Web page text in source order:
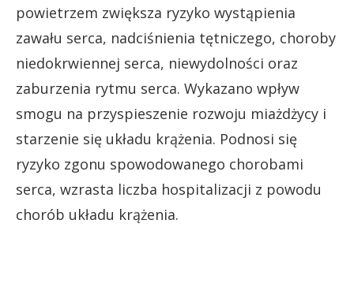
powietrzem zwiększa ryzyko wystąpienia
zawału serca, nadciśnienia tętniczego, choroby
niedokrwiennej serca, niewydolności oraz
zaburzenia rytmu serca. Wykazano wpływ
smogu na przyspieszenie rozwoju miażdżycy i
starzenie się układu krążenia. Podnosi się
ryzyko zgonu spowodowanego chorobami
serca, wzrasta liczba hospitalizacji z powodu
chorób układu krążenia.